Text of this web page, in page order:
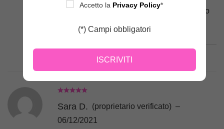
Indicaci la razza e che taglia hai acquistato
Bulldog francese L
Sara D. (proprietario verificato) –
06/12/2021
Accetto la Privacy Policy*
(*) Campi obbligatori
ISCRIVITI